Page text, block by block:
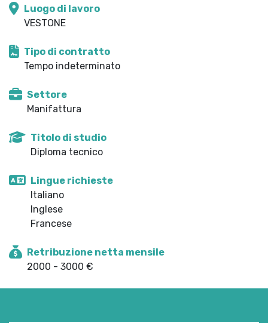
Luogo di lavoro
VESTONE
Tipo di contratto
Tempo indeterminato
Settore
Manifattura
Titolo di studio
Diploma tecnico
Lingue richieste
Italiano
Inglese
Francese
Retribuzione netta mensile
2000 - 3000 €